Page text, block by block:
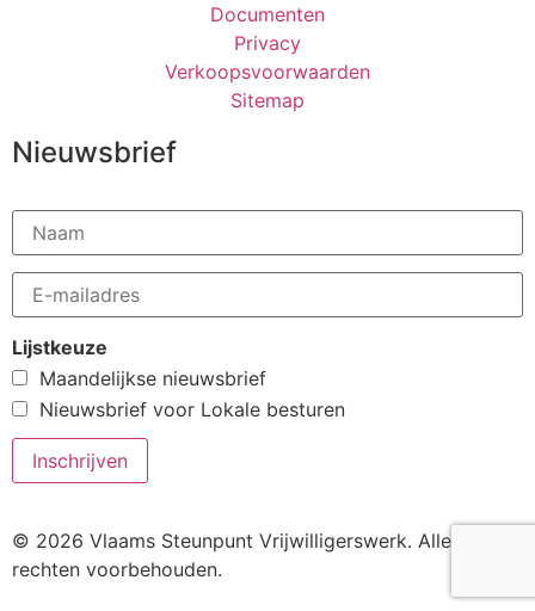
Documenten
Privacy
Verkoopsvoorwaarden
Sitemap
Nieuwsbrief
Lijstkeuze
Maandelijkse nieuwsbrief
Nieuwsbrief voor Lokale besturen
© 2026 Vlaams Steunpunt Vrijwilligerswerk. Alle
rechten voorbehouden.